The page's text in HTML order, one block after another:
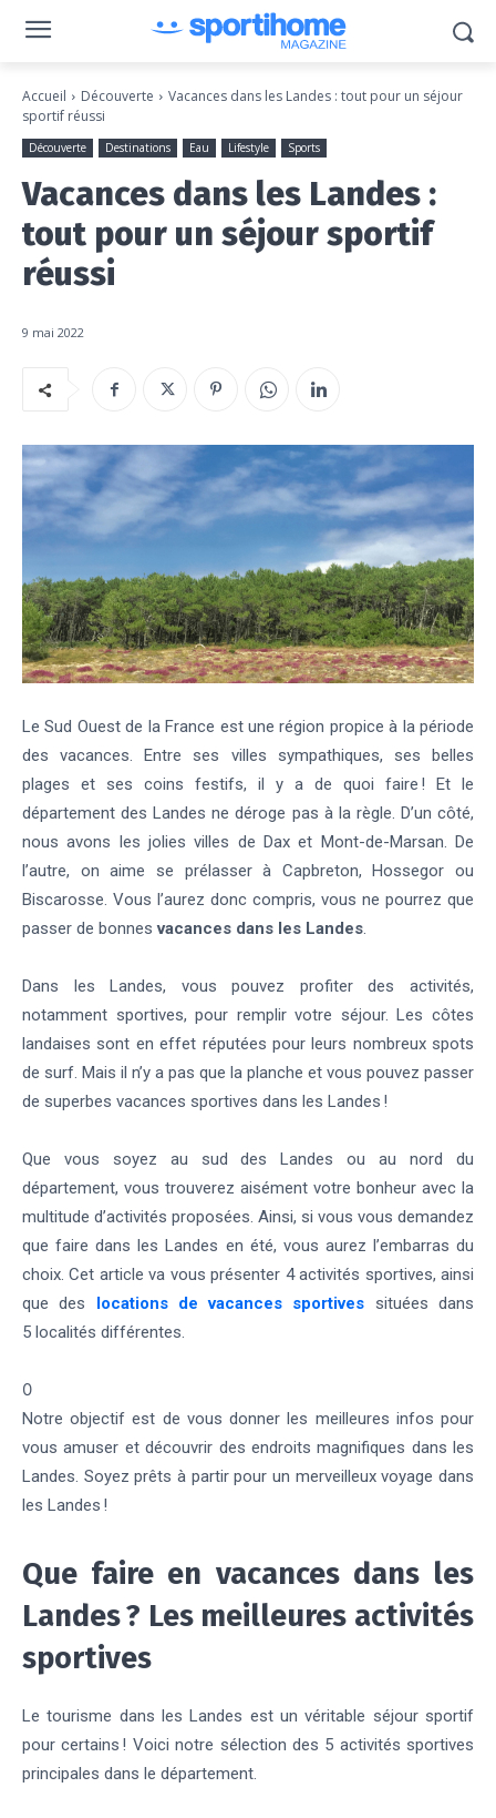
Accueil Découverte
Vacances dans les Landes : tout pour un séjour
sportif réussi
Découverte Destinations Eau Lifestyle Sports
Vacances dans les Landes :
tout pour un séjour sportif
réussi
9 mai 2022
Le Sud Ouest de la France est une région propice à la période
des vacances. Entre ses villes sympathiques, ses belles
plages et ses coins festifs, il y a de quoi faire ! Et le
département des Landes ne déroge pas à la règle. D’un côté,
nous avons les jolies villes de Dax et Mont-de-Marsan. De
l’autre, on aime se prélasser à Capbreton, Hossegor ou
Biscarosse. Vous l’aurez donc compris, vous ne pourrez que
passer de bonnesvacances dans les Landes.
Dans les Landes, vous pouvez profiter des activités,
notamment sportives, pour remplir votre séjour. Les côtes
landaises sont en effet réputées pour leurs nombreux spots
de surf. Mais il n’y a pas que la planche et vous pouvez passer
de superbes vacances sportives dans les Landes !
Que vous soyez au sud des Landes ou au nord du
département, vous trouverez aisément votre bonheur avec la
multitude d’activités proposées. Ainsi, si vous vous demandez
que faire dans les Landes en été, vous aurez l’embarras du
choix. Cet article va vous présenter 4 activités sportives, ainsi
que des locations de vacances sportives situées dans
5 localités différentes.
0
Notre objectif est de vous donner les meilleures infos pour
vous amuser et découvrir des endroits magnifiques dans les
Landes. Soyez prêts à partir pour un merveilleux voyage dans
les Landes !
Que faire en vacances dans les
Landes ? Les meilleures activités
sportives
Le tourisme dans les Landes est un véritable séjour sportif
pour certains ! Voici notre sélection des 5 activités sportives
principales dans le département.